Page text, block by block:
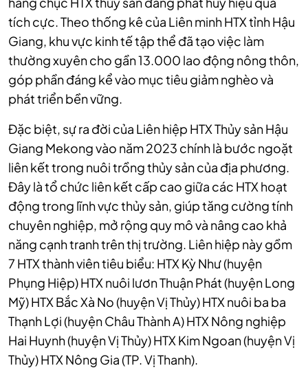
tích cực. Theo thống kê của Liên minh HTX tỉnh Hậu
Giang, khu vực kinh tế tập thể đã tạo việc làm
thường xuyên cho gần 13.000 lao động nông thôn,
góp phần đáng kể vào mục tiêu giảm nghèo và
phát triển bền vững.
Đặc biệt, sự ra đời của Liên hiệp HTX Thủy sản Hậu
Giang Mekong vào năm 2023 chính là bước ngoặt
liên kết trong nuôi trồng thủy sản của địa phương.
Đây là tổ chức liên kết cấp cao giữa các HTX hoạt
động trong lĩnh vực thủy sản, giúp tăng cường tính
chuyên nghiệp, mở rộng quy mô và nâng cao khả
năng cạnh tranh trên thị trường. Liên hiệp này gồm
7 HTX thành viên tiêu biểu: HTX Kỳ Như (huyện
Phụng Hiệp) HTX nuôi lươn Thuận Phát (huyện Long
Mỹ) HTX Bắc Xà No (huyện Vị Thủy) HTX nuôi ba ba
Thạnh Lợi (huyện Châu Thành A) HTX Nông nghiệp
Hai Huynh (huyện Vị Thủy) HTX Kim Ngoan (huyện Vị
Thủy) HTX Nông Gia (TP. Vị Thanh).